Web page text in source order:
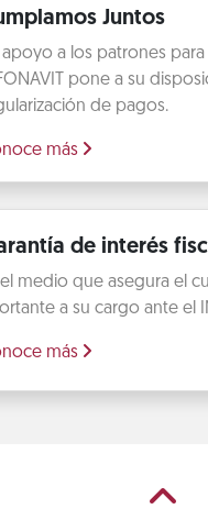
Juntos
apoyo a los patrones
pone a su
de pagos.
más
de interés
el medio que asegura el
a su cargo ante el
más